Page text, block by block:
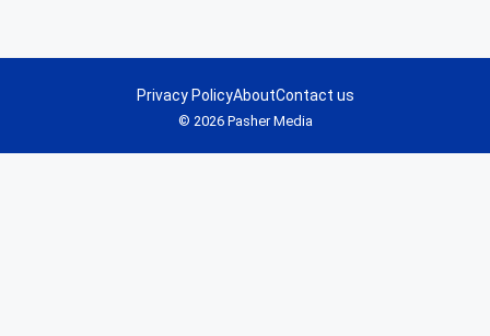
© 2026 Pasher Media
Privacy PolicyAboutContact us